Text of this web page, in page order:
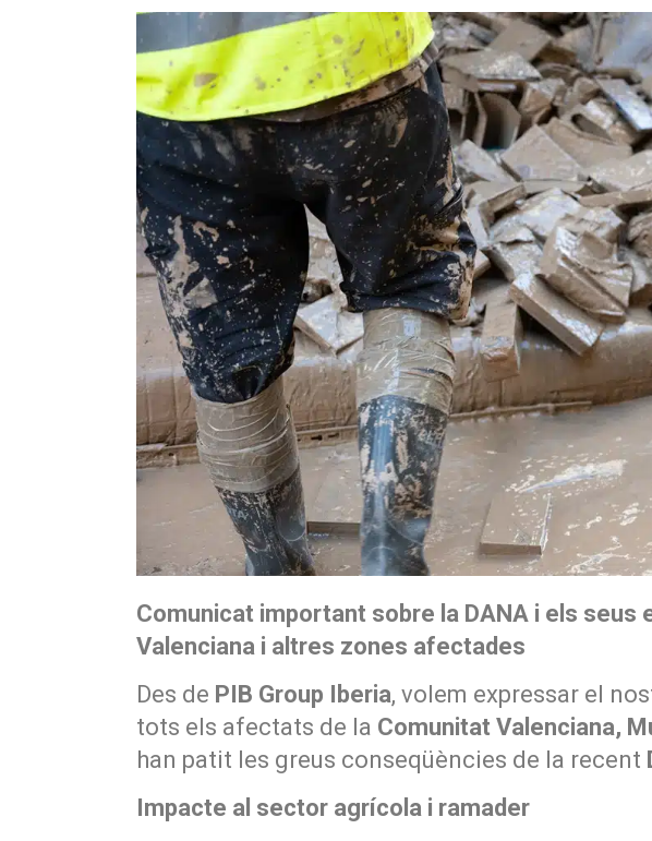
Comunicat important sobre la DANA i els seus
Valenciana i altres zones afectades
Des de PIB Group Iberia, volem expressar el
tots els afectats de la Comunitat Valenciana,
han patit les greus conseqüències de la recent
Impacte al sector agrícola i ramader